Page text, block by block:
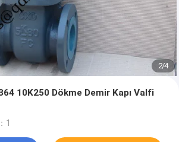
2/4
10K250 Dökme Demir Kapı Valfi
1